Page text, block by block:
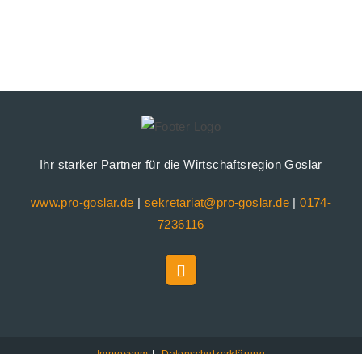
Ihr starker Partner für die Wirtschaftsregion Goslar
www.pro-goslar.de | sekretariat@pro-goslar.de|0174-
7236116